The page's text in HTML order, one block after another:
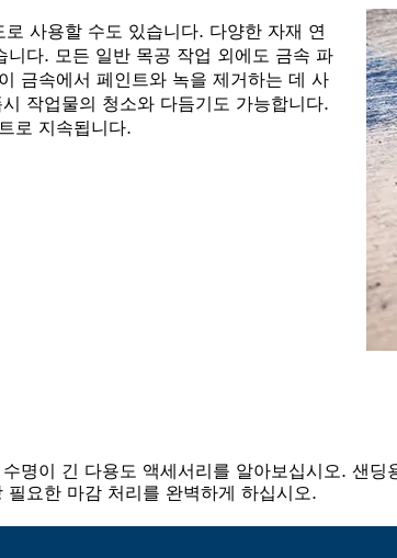
로 사용할 수도 있습니다. 다양한 자재 연
다. 모든 일반 목공 작업 외에도 금속 파
금속에서 페인트와 녹을 제거하는 데 사
작업물의 청소와 다듬기도 가능합니다.
로 지속됩니다.
명이 긴 다용도 액세서리를 알아보십시오. 샌
요한 마감 처리를 완벽하게 하십시오.